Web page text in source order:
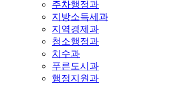
주차행정과
지방소득세과
지역경제과
청소행정과
치수과
푸른도시과
행정지원과